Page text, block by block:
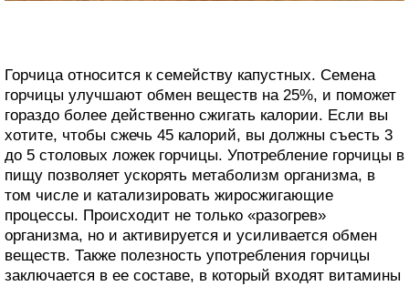
Горчица относится к семейству капустных. Семена
горчицы улучшают обмен веществ на 25%, и поможет
гораздо более действенно сжигать калории. Если вы
хотите, чтобы сжечь 45 калорий, вы должны съесть 3
до 5 столовых ложек горчицы. Употребление горчицы в
пищу позволяет ускорять метаболизм организма, в
том числе и катализировать жиросжигающие
процессы. Происходит не только «разогрев»
организма, но и активируется и усиливается обмен
веществ. Также полезность употребления горчицы
заключается в ее составе, в который входят витамины